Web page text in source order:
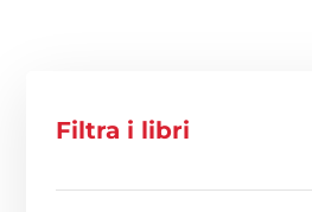
Filtra i libri